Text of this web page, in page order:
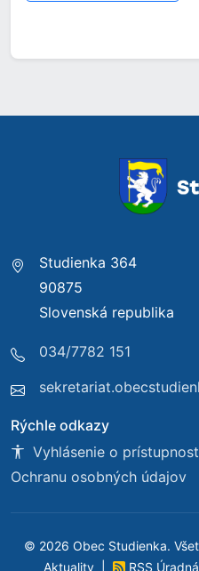
Studienka 364
90875
Slovenská republika
034/7782 151
Rýchle odkazy
Vyhlásenie o
Ochranu osobných údajov
© 2026 Obec Studienka.
Aktuality
RSS